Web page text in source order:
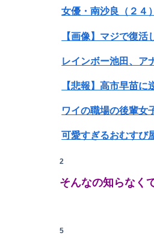
【画像】マジで復
レインボー池田、ア
【悲報】高市早苗
ワイの職場の後輩女
【悲報】男が嫌いな
SNSで知り合った
【画像】咲-saki-作
2
そんなの知らなく
5